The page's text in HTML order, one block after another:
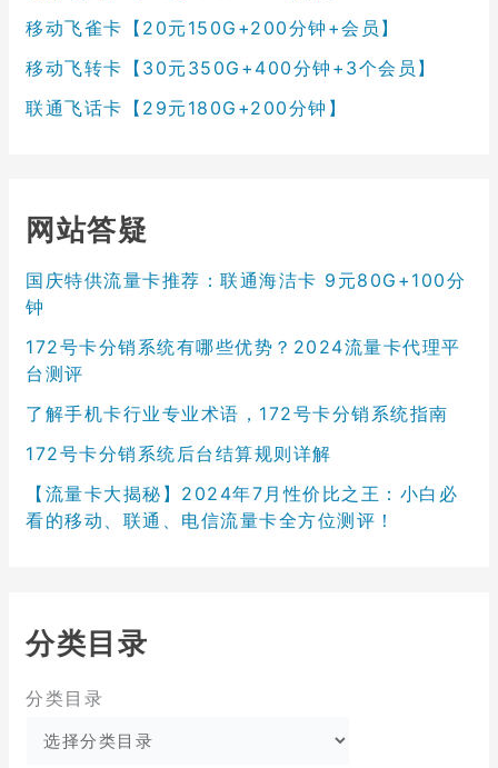
移动飞雀卡【20元150G+200分钟+会员】
移动飞转卡【30元350G+400分钟+3个会员】
联通飞话卡【29元180G+200分钟】
网站答疑
国庆特供流量卡推荐：联通海洁卡 9元80G+100分
钟
172号卡分销系统有哪些优势？2024流量卡代理平
台测评
了解手机卡行业专业术语，172号卡分销系统指南
172号卡分销系统后台结算规则详解
【流量卡大揭秘】2024年7月性价比之王：小白必
看的移动、联通、电信流量卡全方位测评！
分类目录
分类目录